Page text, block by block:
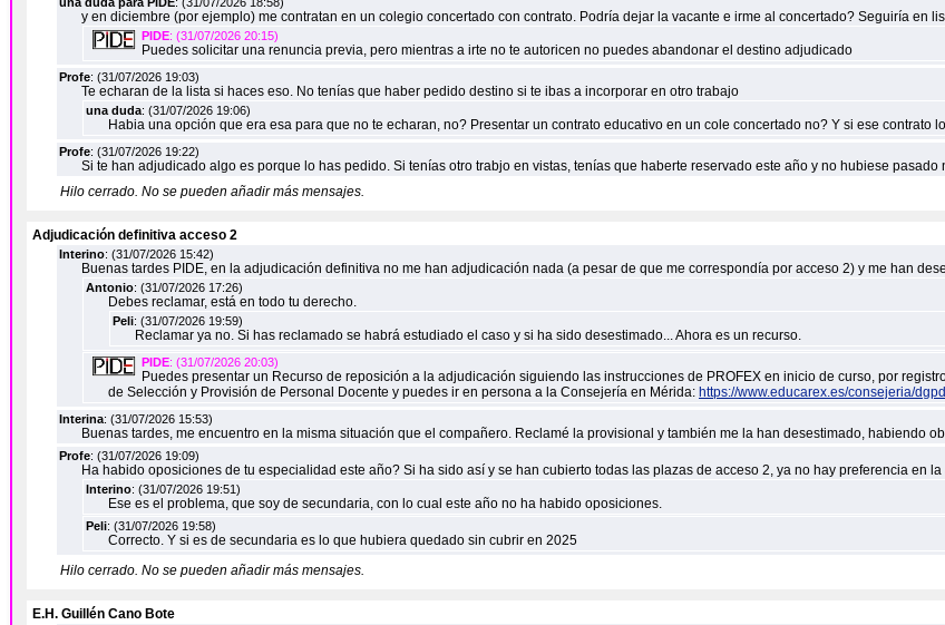
y en diciembre (por ejemplo) me contratan en un colegio concertado con contrato. Podría dejar la vacante e irme al concertado? Seguiría en
PIDE: (31/07/2026 20:15)
Puedes solicitar una renuncia previa, pero mientras a irte no te autoricen no puedes abandonar el destino adjudicado
Profe: (31/07/2026 19:03)
Te echaran de la lista si haces eso. No tenías que haber pedido destino si te ibas a incorporar en otro trabajo
una duda: (31/07/2026 19:06)
Habia una opción que era esa para que no te echaran, no? Presentar un contrato educativo en un cole concertado no? Y si ese contrato
Profe: (31/07/2026 19:22)
Si te han adjudicado algo es porque lo has pedido. Si tenías otro trabjo en vistas, tenías que haberte reservado este año y no hubiese
Hilo cerrado. No se pueden añadir más mensajes.
Adjudicación definitiva acceso 2
Interino: (31/07/2026 15:42)
Buenas tardes PIDE, en la adjudicación definitiva no me han adjudicación nada (a pesar de que me correspondía por acceso 2) y me han
Antonio: (31/07/2026 17:26)
Debes reclamar, está en todo tu derecho.
Peli: (31/07/2026 19:59)
Reclamar ya no. Si has reclamado se habrá estudiado el caso y si ha sido desestimado... Ahora es un recurso.
PIDE: (31/07/2026 20:03)
Puedes presentar un Recurso de reposición a la adjudicación siguiendo las instrucciones de PROFEX en inicio de curso, por
de Selección y Provisión de Personal Docente y puedes ir en persona a la Consejería en Mérida: https://www.educarex.es/consejeria/
Interina: (31/07/2026 15:53)
Buenas tardes, me encuentro en la misma situación que el compañero. Reclamé la provisional y también me la han desestimado, habiendo
Profe: (31/07/2026 19:09)
Ha habido oposiciones de tu especialidad este año? Si ha sido así y se han cubierto todas las plazas de acceso 2, ya no hay preferencia en
Interino: (31/07/2026 19:51)
Ese es el problema, que soy de secundaria, con lo cual este año no ha habido oposiciones.
Peli: (31/07/2026 19:58)
Correcto. Y si es de secundaria es lo que hubiera quedado sin cubrir en 2025
Hilo cerrado. No se pueden añadir más mensajes.
E.H. Guillén Cano Bote